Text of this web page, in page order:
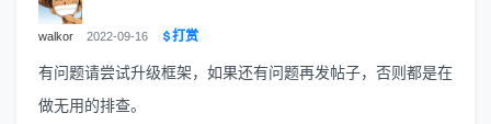
walkor 2022-09-16 打赏
有问题请尝试升级框架，如果还有问题再发帖子，否则都是在
做无用的排查。